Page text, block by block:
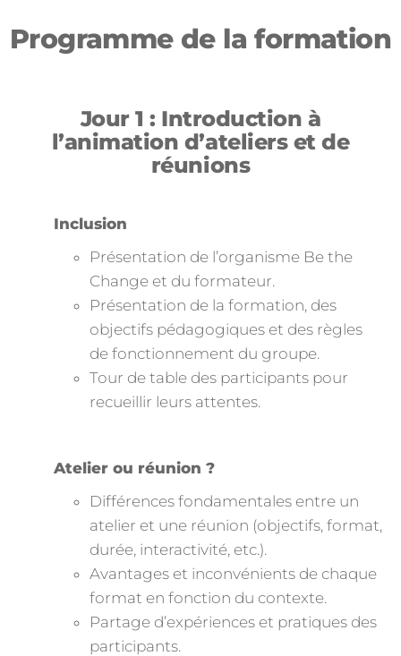
Programme de la formation
Jour 1 : Introduction à
l’animation d’ateliers et de
réunions
Inclusion
Présentation de l’organisme Be the
Change et du formateur.
Présentation de la formation, des
objectifs pédagogiques et des règles
de fonctionnement du groupe.
Tour de table des participants pour
recueillir leurs attentes.
Atelier ou réunion ?
Différences fondamentales entre un
atelier et une réunion (objectifs, format,
durée, interactivité, etc.).
Avantages et inconvénients de chaque
format en fonction du contexte.
Partage d’expériences et pratiques des
participants.